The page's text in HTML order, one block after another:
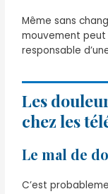
Même sans
mouvement peut
responsable
Les
chez les
Le mal de
C’est